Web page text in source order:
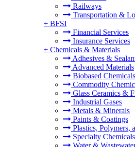
Railways
Transportation &
+ BFSI
Financial Services
Insurance Services
+ Chemicals & Materials
Adhesives &
Advanced Materials
Biobased Chemicals
Commodity
Glass Ceramics &
Industrial Gases
Metals & Minerals
Paints & Coatings
Plastics, Polymers,
Specialty Chemicals
Water &